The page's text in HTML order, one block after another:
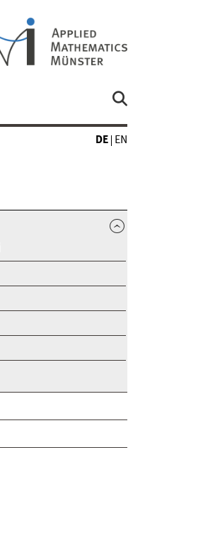
DE EN